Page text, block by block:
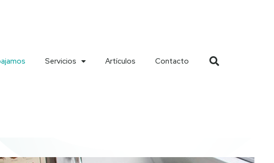
Servicios Artículos Contacto